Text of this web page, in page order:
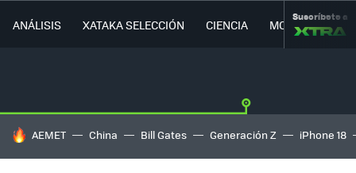
ANÁLISIS XATAKA SELECCIÓN CIENCIA MOVILIDAD
Suscríbete a
HOY SE HABLA DE
AEMET China Bill Gates Generación Z iPhone 18